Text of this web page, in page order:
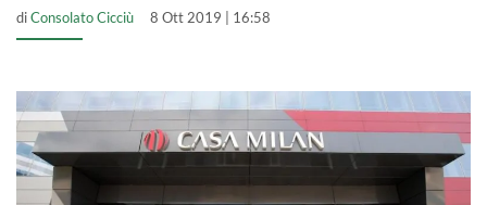
diConsolato Cicciù 8 Ott 2019 | 16:58